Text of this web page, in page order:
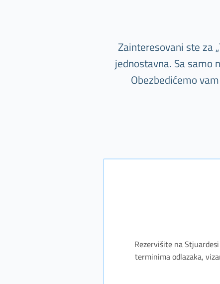
Zainteresovani ste za
jednostavna. Sa samo
Obezbedićemo
Rezervišite na
terminima odlazaka,